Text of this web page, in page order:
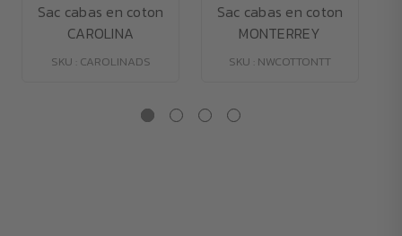
Sac cabas en coton
CAROLINA
SKU : CAROLINADS
Sac cabas en coton
MONTERREY
SKU : NWCOTTONTT